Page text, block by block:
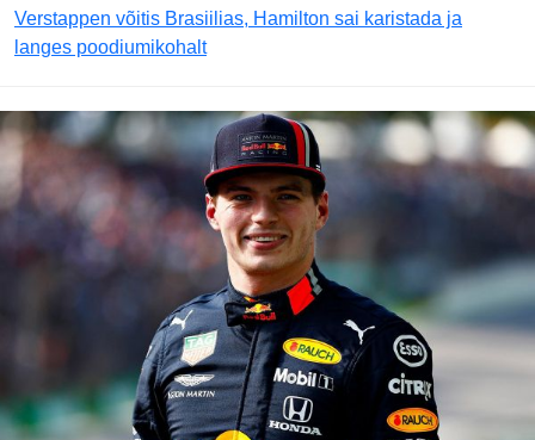
Verstappen võitis Brasiilias, Hamilton sai karistada ja
langes poodiumikohalt